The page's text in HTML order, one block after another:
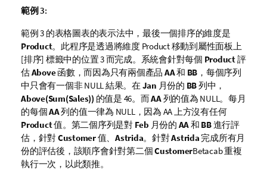
範例 3:
範例 3 的表格圖表的表示法中，最後一個排序的維度是
Product。此程序是透過將維度 Product移動到屬性面板上
[排序] 標籤中的位置 3 而完成。系統會針對每個 Product評
估Above函數，而因為只有兩個產品 AA和 BB ，每個序列
中只會有一個非 NULL 結果。在 Jan 月份的 BB列中，
Above(Sum(Sales)) 的值是 46。而AA列的值為 NULL。每月
的每個AA列的值一律為 NULL，因為 AA上方沒有任何
Product值。第二個序列是對 Feb 月份的 AA和 BB進行評
估，針對Customer值、 Astrida。針對Astrida 完成所有月
份的評估後，該順序會針對第二個CustomerBetacab重複
執行一次，以此類推。